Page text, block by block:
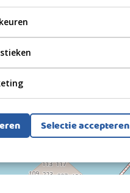
Selectie accepteren